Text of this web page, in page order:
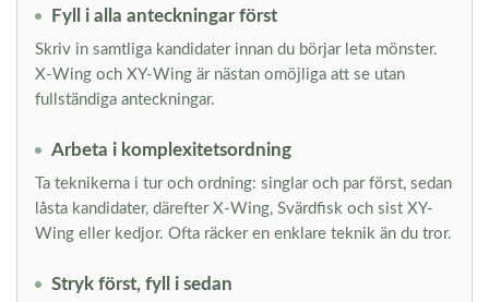
Fyll i alla anteckningar först
Skriv in samtliga kandidater innan du börjar leta mönster.
X-Wing och XY-Wing är nästan omöjliga att se utan
fullständiga anteckningar.
Arbeta i komplexitetsordning
Ta teknikerna i tur och ordning: singlar och par först, sedan
låsta kandidater, därefter X-Wing, Svärdfisk och sist XY-
Wing eller kedjor. Ofta räcker en enklare teknik än du tror.
Stryk först, fyll i sedan